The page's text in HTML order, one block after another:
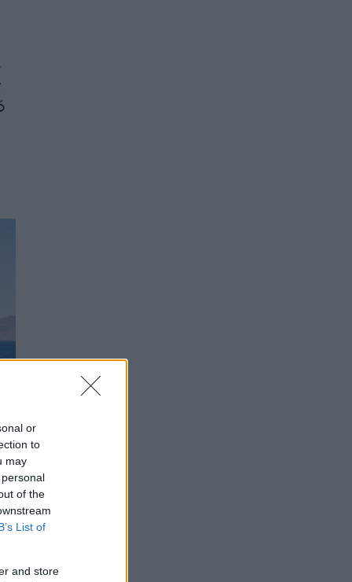
or
to
may
of the
List of
and store